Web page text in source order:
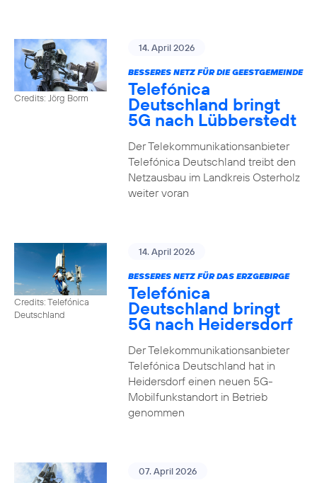
Credits: Jörg Borm
14. April 2026
BESSERES NETZ FÜR DIE GEESTGEMEINDE
Telefónica
Deutschland bringt
5G nach Lübberstedt
Der Telekommunikationsanbieter
Telefónica Deutschland treibt den
Netzausbau im Landkreis Osterholz
weiter voran
Credits: Telefónica
Deutschland
14. April 2026
BESSERES NETZ FÜR DAS ERZGEBIRGE
Telefónica
Deutschland bringt
5G nach Heidersdorf
Der Telekommunikationsanbieter
Telefónica Deutschland hat in
Heidersdorf einen neuen 5G-
Mobilfunkstandort in Betrieb
genommen
07. April 2026